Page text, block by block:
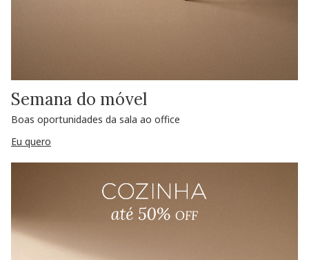
Semana do móvel
Boas oportunidades da sala ao office
Eu quero